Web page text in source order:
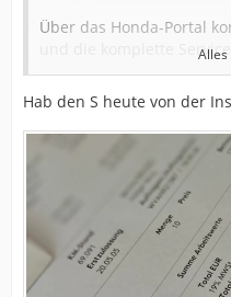
Über das Honda-Portal
und die komplette
und bei welchem
Leider hat Honda diese
für ältere Fahrzeuge
keine neuen Einträge
Ich bewahre alle
hoffe, das langt als
History-Nachweis, falls
Als Alternative bot mir
nachträglich in ein Buch
Alles
Hab den S heute von der